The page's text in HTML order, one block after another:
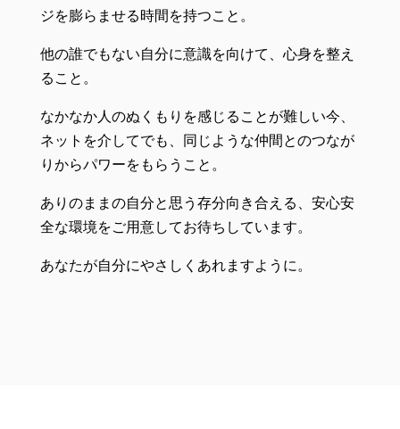
ジを膨らませる時間を持つこと。
他の誰でもない自分に意識を向けて、心身を整え
ること。
なかなか人のぬくもりを感じることが難しい今、
ネットを介してでも、同じような仲間とのつなが
りからパワーをもらうこと。
ありのままの自分と思う存分向き合える、安心安
全な環境をご用意してお待ちしています。
あなたが自分にやさしくあれますように。